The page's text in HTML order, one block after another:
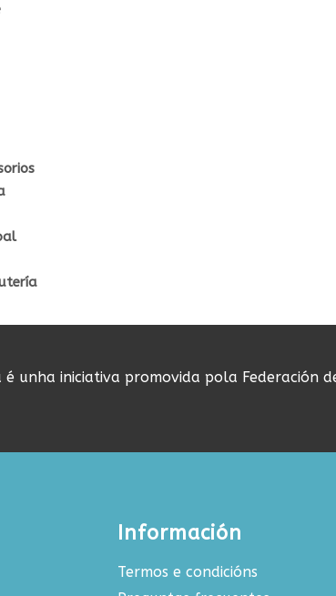
é unha iniciativa promovida pola Federación
Información
Termos e condicións